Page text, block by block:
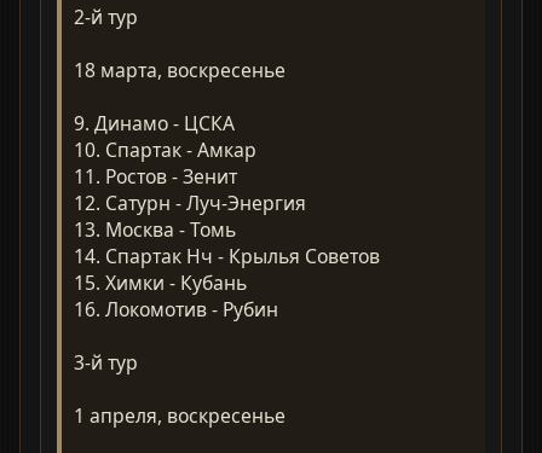
2-й тур
18 марта, воскресенье
9. Динамо - ЦСКА
10. Спартак - Амкар
11. Ростов - Зенит
12. Сатурн - Луч-Энергия
13. Москва - Томь
14. Спартак Нч - Крылья Советов
15. Химки - Кубань
16. Локомотив - Рубин
3-й тур
1 апреля, воскресенье